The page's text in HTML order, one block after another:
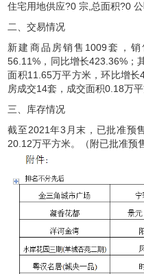
住宅用地供应?0 宗 总面积?0
二、交易情况
新建商品房销售 1009套，
56.11%，同比增长423.36%；
面积11.65万平方米，环比增
房成交14套，成交面积0.18万
三、库存情况
截至2021年3 月末，已批准预
20.12万平方米。（附已批准预